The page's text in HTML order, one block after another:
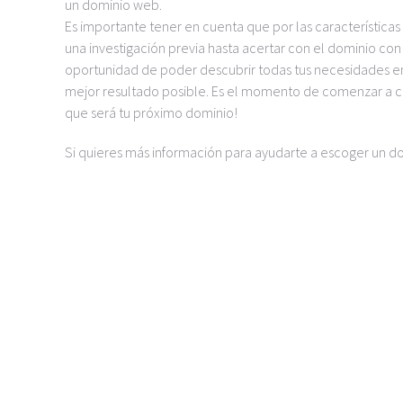
un dominio web.
Es importante tener en cuenta que por las
una investigación previa hasta acertar con el dominio
oportunidad de poder descubrir todas tus necesidades
mejor resultado posible. Es el momento de comenzar a
que será tu próximo dominio!
Si quieres más información para ayudarte a escoger un